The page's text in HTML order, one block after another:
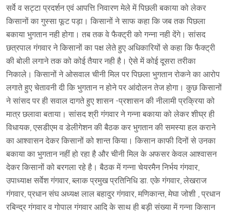
सर्वे व सट्टा प्रदर्शन एवं आपत्ति निवारण मेले में पिछली बकाया को लेकर
किसानों का गुस्सा फूट पड़ा। किसानों ने साफ कहा कि जब तक पिछला
बकाया भुगतान नही होगा। तब तक वे फैक्ट्री को गन्ना नही देंगे। सांसद
छत्रपाल गंगवार ने किसानों का पक्ष लेते हुए अधिकारियों से कहा कि फैक्ट्री
की बोली लगाने तक को कोई तैयार नही है। ऐसे में कोई दूसरा तरीका
निकाले। किसानों ने ओसवाल चीनी मिल पर पिछला भुगतान रोकने का आरोप
लगाते हुए चेतावनी दी कि भुगतान न होने पर आंदोलन तेज होगा। कुछ किसानों
ने सांसद पर ही सवाल दागते हुए शासन -प्रशासन की नीलामी प्रक्रिया को
मात्र छलावा बताया। सांसद श्री गंगवार ने गन्ना बकाया को लेकर शीघ्र ही
विधायक, एसडीएम व डेलीगेशन की बैठक कर भुगतान की समस्या हल कराने
का आश्वासन देकर किसानों को शान्त किया। किसान काफी दिनों से उनका
बकाया का भुगतान नहीं हो रहा है और चीनी मिल के अफसर केवल आश्वासन
देकर किसानों को बरगला रहे है। बैठक में गन्ना चेयरमैन निर्भय गंगवार,
उपाध्याक्ष सर्वेश गंगवार, ब्लाक प्रमुख प्रतिनिधि डा. एके गंगवार, लेखराज
गंगवार, प्रधान संघ अध्यक्ष लाल बहादुर गंगवार, मणिकान्त, मेघा जोशी , प्रधान
रबिन्द्र गंगवार व गोपाल गंगवार आदि के साथ ही बड़ी संख्या में गन्ना किसान